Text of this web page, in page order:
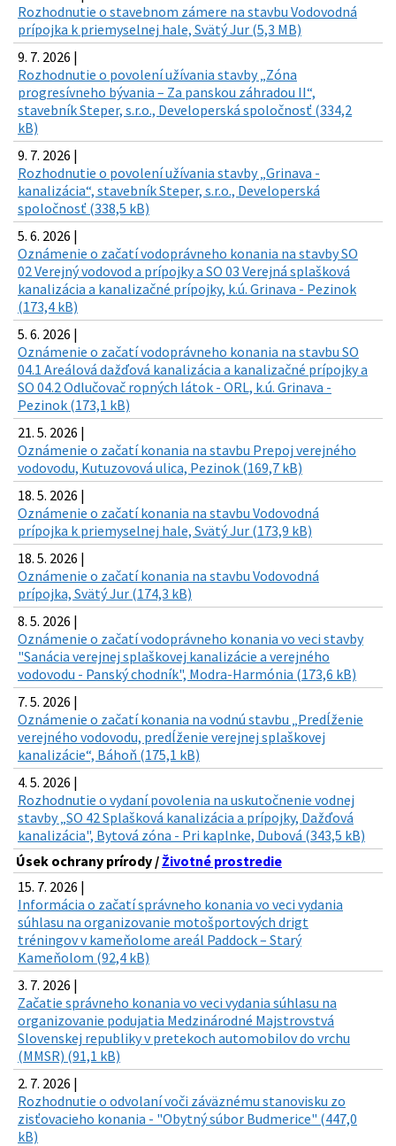
Rozhodnutie o stavebnom zámere na stavbu Vodovodná
prípojka k priemyselnej hale, Svätý Jur (5,3 MB)
9. 7. 2026 |
Rozhodnutie o povolení užívania stavby „Zóna
progresívneho bývania – Za panskou záhradou II“,
stavebník Steper, s.r.o., Developerská spoločnosť (334,2
kB)
9. 7. 2026 |
Rozhodnutie o povolení užívania stavby „Grinava -
kanalizácia“, stavebník Steper, s.r.o., Developerská
spoločnosť (338,5 kB)
5. 6. 2026 |
Oznámenie o začatí vodoprávneho konania na stavby SO
02 Verejný vodovod a prípojky a SO 03 Verejná splašková
kanalizácia a kanalizačné prípojky, k.ú. Grinava - Pezinok
(173,4 kB)
5. 6. 2026 |
Oznámenie o začatí vodoprávneho konania na stavbu SO
04.1 Areálová dažďová kanalizácia a kanalizačné prípojky a
SO 04.2 Odlučovač ropných látok - ORL, k.ú. Grinava -
Pezinok (173,1 kB)
21. 5. 2026 |
Oznámenie o začatí konania na stavbu Prepoj verejného
vodovodu, Kutuzovová ulica, Pezinok (169,7 kB)
18. 5. 2026 |
Oznámenie o začatí konania na stavbu Vodovodná
prípojka k priemyselnej hale, Svätý Jur (173,9 kB)
18. 5. 2026 |
Oznámenie o začatí konania na stavbu Vodovodná
prípojka, Svätý Jur (174,3 kB)
8. 5. 2026 |
Oznámenie o začatí vodoprávneho konania vo veci stavby
"Sanácia verejnej splaškovej kanalizácie a verejného
vodovodu - Panský chodník", Modra-Harmónia (173,6 kB)
7. 5. 2026 |
Oznámenie o začatí konania na vodnú stavbu „Predĺženie
verejného vodovodu, predĺženie verejnej splaškovej
kanalizácie“, Báhoň (175,1 kB)
4. 5. 2026 |
Rozhodnutie o vydaní povolenia na uskutočnenie vodnej
stavby „SO 42 Splašková kanalizácia a prípojky, Dažďová
kanalizácia", Bytová zóna - Pri kaplnke, Dubová (343,5 kB)
Úsek ochrany prírody / Životné prostredie
15. 7. 2026 |
Informácia o začatí správneho konania vo veci vydania
súhlasu na organizovanie motošportových drigt
tréningov v kameňolome areál Paddock – Starý
Kameňolom (92,4 kB)
3. 7. 2026 |
Začatie správneho konania vo veci vydania súhlasu na
organizovanie podujatia Medzinárodné Majstrovstvá
Slovenskej republiky v pretekoch automobilov do vrchu
(MMSR) (91,1 kB)
2. 7. 2026 |
Rozhodnutie o odvolaní voči záväznému stanovisku zo
zisťovacieho konania - "Obytný súbor Budmerice" (447,0
kB)